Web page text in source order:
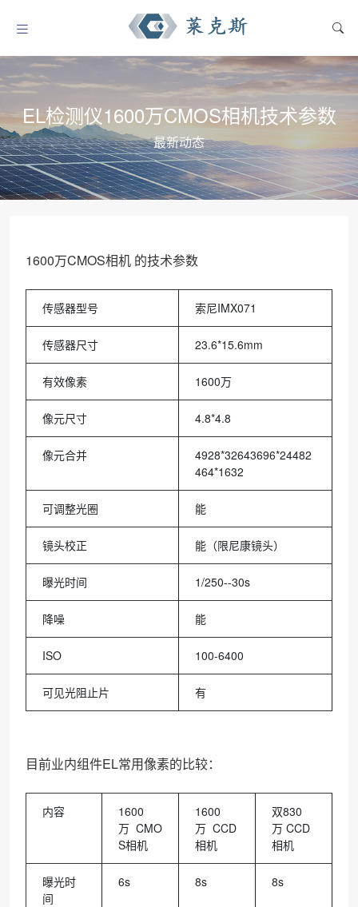
EL检测仪1600万CMOS相机技术参数
最新动态
1600万CMOS相机 的技术参数
传感器型号 索尼IMX071
传感器尺寸 23.6*15.6mm
有效像素 1600万
像元尺寸 4.8*4.8
像元合并
4928*32643696*24482
464*1632
可调整光圈 能
镜头校正 能（限尼康镜头）
曝光时间 1/250--30s
降噪 能
ISO 100-6400
可见光阻止片 有
目前业内组件EL常用像素的比较：
内容
1600
万 CMO
S相机
1600
万 CCD
相机
双830
万 CCD
相机
曝光时
间
6s 8s 8s